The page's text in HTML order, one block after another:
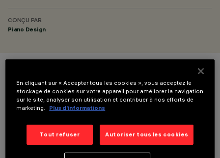
CONÇU PAR
Piano Design
COULEUR
COMPOSANTS OPTIONNELS
En cliquant sur « Accepter tous les cookies », vous acceptez le
stockage de cookies sur votre appareil pour améliorer la navigation
sur le site, analyser son utilisation et contribuer à nos efforts de
marketing.
Plus d’informations
Tout refuser Autoriser tous les cookies